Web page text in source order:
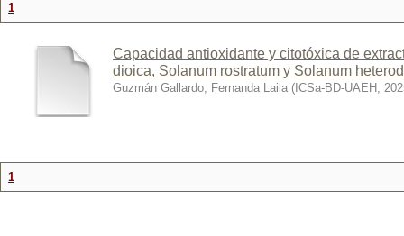
1
Capacidad antioxidante y citotóxica de
dioica, Solanum rostratum y Solanum
Guzmán Gallardo, Fernanda Laila ( ICSa-BD-UAEH ,
1